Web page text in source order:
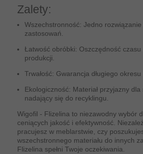
Zalety:
Wszechstronność: Jedno rozwiązanie
zastosowań.
Łatwość obróbki: Oszczędność czasu
produkcji.
Trwałość: Gwarancja długiego
Ekologiczność: Materiał przyjazny dla
nadający się do recyklingu.
Wigofil - Flizelina to niezawodny wybór
ceniących jakość i efektywność.
pracujesz w meblarstwie, czy
wszechstronnego materiału do innych
Flizelina spełni Twoje oczekiwania.